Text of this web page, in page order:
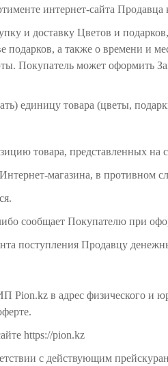
интернет-сайта Продавца
и доставку Цветов и
а также о времени и
Покупатель может оформить
единицу товара (цветы,
товара, представленных на
магазина, в противном
сообщает Покупателю при
поступления Продавцу
в адрес физического и
https://pion.kz
с действующим